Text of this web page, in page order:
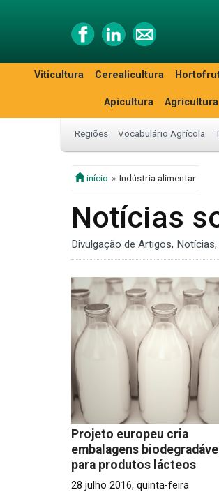
Viticultura Cerealicultura
Apicultura
Regiões Vocabulário Agrícola
início Indústria alimentar
Notícias
Divulgação de Artigos,
Projeto europeu cria
embalagens
para produtos lácteos
28 julho 2016, quinta-feira